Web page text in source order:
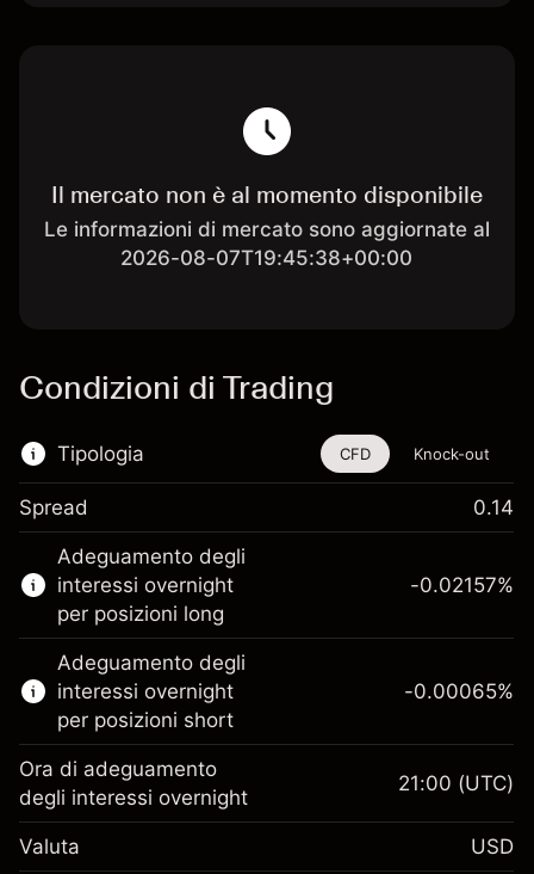
Il mercato non è al momento disponibile
Le informazioni di mercato sono aggiornate al
2026-08-07T19:45:38+00:00
Condizioni di Trading
Tipologia
Questo strumento finanziario è disponibile
per il trading di CFD e knock-out.
Scopri di più su:
CFD
Knock-out
CFD Knock-out
Spread 0.14
Adeguamento degli
interessi overnight
per posizioni long
Margine. Il tuo
$1,000.00
-0.02157%
Adeguamento degli
interessi overnight
per posizioni short
-0.00065%
Ora di adeguamento
degli interessi overnight
21:00 (UTC)
Valuta USD